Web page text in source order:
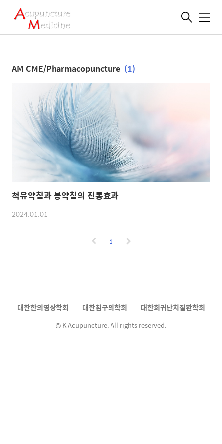
메
AM CME/Pharmacopuncture (1)
척유약침과 봉약침의 진통효과
2024.01.01
1
대한한의영상학회 대한침구의학회 대한희귀난치질환학회
© K Acupuncture. All rights reserved.